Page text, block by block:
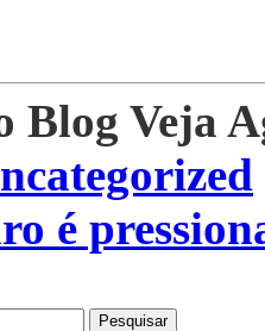
Blog Veja
é